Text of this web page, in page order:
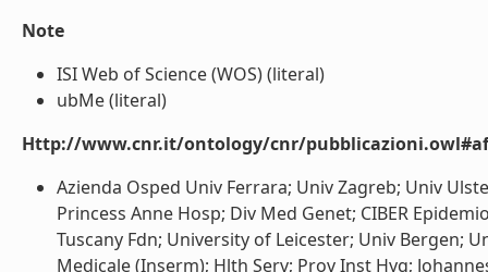
Note
ISI Web of Science (WOS) (literal)
ubMe (literal)
Http://www.cnr.it/ontology/cnr/
Azienda Osped Univ Ferrara; Univ Zagreb; Univ
Princess Anne Hosp; Div Med Genet; CIBER
Tuscany Fdn; University of Leicester; Univ Bergen;
Medicale (Inserm); Hlth Serv; Prov Inst Hyg;